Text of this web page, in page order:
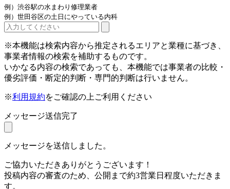
例）渋谷駅の水まわり修理業者
例）世田谷区の土日にやっている内科
※本機能は検索内容から推定されるエリアと業種に基づき、
事業者情報の検索を補助するものです。
いかなる内容の検索であっても、本機能では事業者の比較・
優劣評価・断定的判断・専門的判断は行いません。
※利用規約をご確認の上ご利用ください
メッセージ送信完了
メッセージを送信しました。
ご協力いただきありがとうございます！
投稿内容の審査のため、公開まで約3営業日程度いただきま
す。